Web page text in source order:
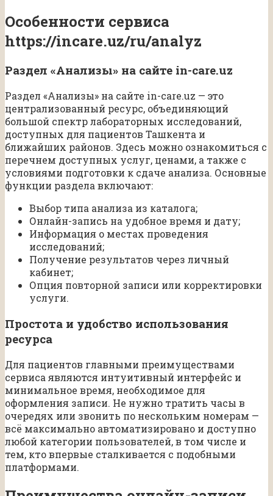
Особенности сервиса
https://incare.uz/ru/analyz
Раздел «Анализы» на сайте in-care.uz
Раздел «Анализы» на сайте in-care.uz — это
централизованный ресурс, объединяющий
большой спектр лабораторных исследований,
доступных для пациентов Ташкента и
ближайших районов. Здесь можно ознакомиться с
перечнем доступных услуг, ценами, а также с
условиями подготовки к сдаче анализа. Основные
функции раздела включают:
Выбор типа анализа из каталога;
Онлайн-запись на удобное время и дату;
Информация о местах проведения
исследований;
Получение результатов через личный
кабинет;
Опция повторной записи или корректировки
услуги.
Простота и удобство использования
ресурса
Для пациентов главными преимуществами
сервиса являются интуитивный интерфейс и
минимальное время, необходимое для
оформления записи. Не нужно тратить часы в
очередях или звонить по нескольким номерам —
всё максимально автоматизировано и доступно
любой категории пользователей, в том числе и
тем, кто впервые сталкивается с подобными
платформами.